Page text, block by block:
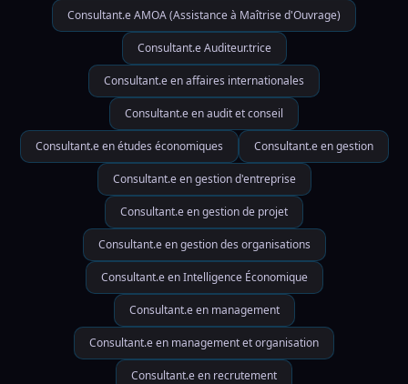
Consultant.e AMOA (Assistance à Maîtrise d'Ouvrage)
Consultant.e Auditeur.trice
Consultant.e en affaires internationales
Consultant.e en audit et conseil
Consultant.e en études économiques Consultant.e en gestion
Consultant.e en gestion d'entreprise
Consultant.e en gestion de projet
Consultant.e en gestion des organisations
Consultant.e en Intelligence Économique
Consultant.e en management
Consultant.e en management et organisation
Consultant.e en recrutement